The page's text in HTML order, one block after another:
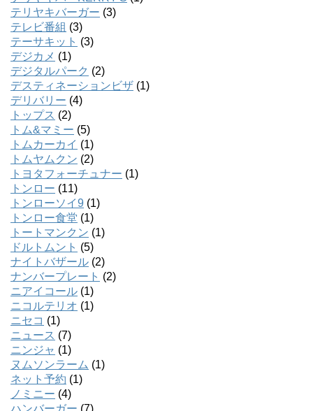
テリヤキバーガー (3)
テレビ番組 (3)
テーサキット (3)
デジカメ (1)
デジタルパーク (2)
デスティネーションビザ (1)
デリバリー (4)
トップス (2)
トム&マミー (5)
トムカーカイ (1)
トムヤムクン (2)
トヨタフォーチュナー (1)
トンロー (11)
トンローソイ9 (1)
トンロー食堂 (1)
トートマンクン (1)
ドルトムント (5)
ナイトバザール (2)
ナンバープレート (2)
ニアイコール (1)
ニコルテリオ (1)
ニセコ (1)
ニュース (7)
ニンジャ (1)
ヌムソンラーム (1)
ネット予約 (1)
ノミニー (4)
ハンバーガー (7)